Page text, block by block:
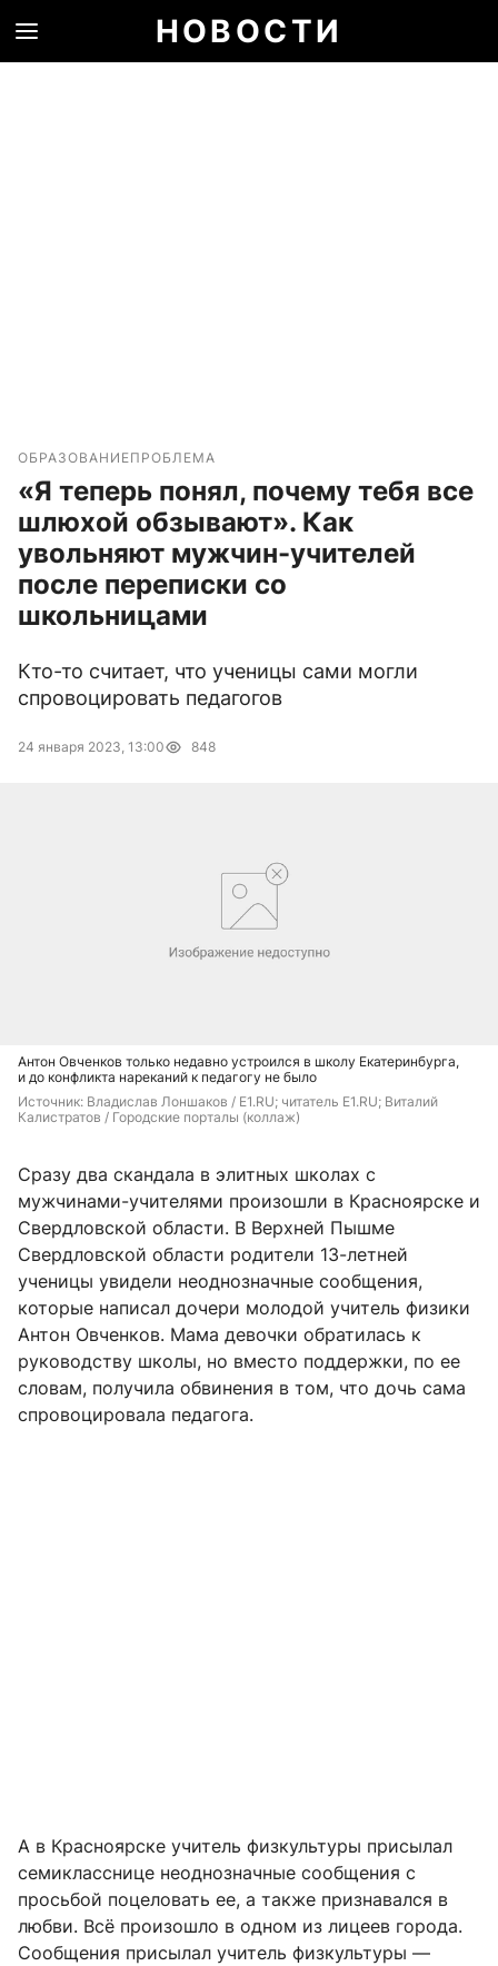
НОВОСТИ
ОБРАЗОВАНИЕПРОБЛЕМА
«Я теперь понял, почему тебя все
шлюхой обзывают». Как
увольняют мужчин-учителей
после переписки со
школьницами
Кто-то считает, что ученицы сами могли
спровоцировать педагогов
24 января 2023, 13:00 848
Антон Овченков только недавно устроился в школу Екатеринбурга,
и до конфликта нареканий к педагогу не было
Источник: Владислав Лоншаков / E1.RU; читатель E1.RU; Виталий
Калистратов / Городские порталы (коллаж)
Сразу два скандала в элитных школах с
мужчинами-учителями произошли в Красноярске и
Свердловской области. В Верхней Пышме
Свердловской области родители 13-летней
ученицы увидели неоднозначные сообщения,
которые написал дочери молодой учитель физики
Антон Овченков. Мама девочки обратилась к
руководству школы, но вместо поддержки, по ее
словам, получила обвинения в том, что дочь сама
спровоцировала педагога.
А в Красноярске учитель физкультуры присылал
семикласснице неоднозначные сообщения с
просьбой поцеловать ее, а также признавался в
любви. Всё произошло в одном из лицеев города.
Сообщения присылал учитель физкультуры —